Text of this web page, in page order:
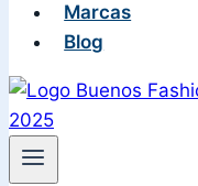
Marcas
Blog